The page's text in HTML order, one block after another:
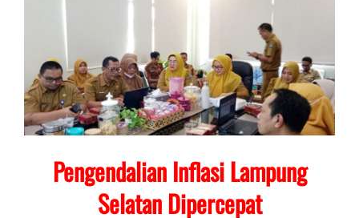
Pengendalian Inflasi Lampung
Selatan Dipercepat